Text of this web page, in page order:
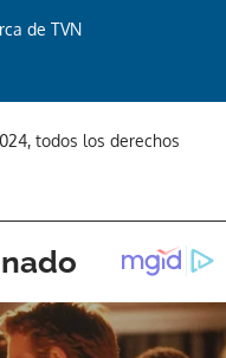
de TVN
todos los derechos